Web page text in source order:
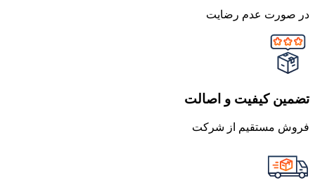
در صورت عدم رضایت
تضمین کیفیت و اصالت
فروش مستقیم از شرکت